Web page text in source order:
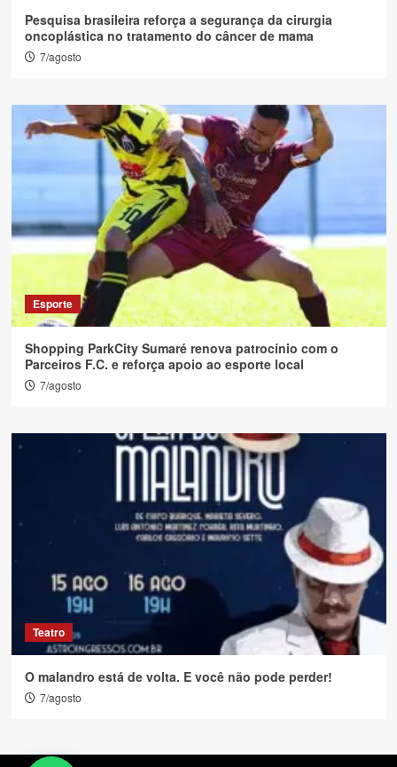
Pesquisa brasileira reforça a segurança da cirurgia
oncoplástica no tratamento do câncer de mama
7/agosto
Esporte
Shopping ParkCity Sumaré renova patrocínio com o
Parceiros F.C. e reforça apoio ao esporte local
7/agosto
Teatro
O malandro está de volta. E você não pode perder!
7/agosto